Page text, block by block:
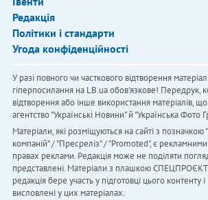
Редакція
Політики і стандарти
Угода конфіденційності
У разі повного чи часткового відтворення
гіперпосилання на LB.ua обов'язкове! Передрук,
відтворення або інше використання матеріалів,
агентство "Українськi Новини" й "Українська Фото
Матеріали, які розміщуються на сайті з
компаній" / "Пресреліз" / "Promoted", є рекламними
правах реклами. Редакція може не поділяти
представлені. Матеріали з плашкою
редакція бере участь у підготовці цього контенту
висловлені у цих матеріалах.